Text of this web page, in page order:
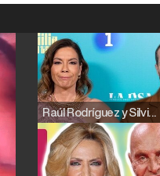
Raúl Rodríguez y Silvia Taulés nos cuentan su papel en 'La familia de la tele'